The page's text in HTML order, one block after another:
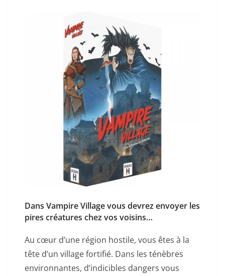
Dans Vampire Village vous devrez envoyer les
pires créatures chez vos voisins…
Au cœur d’une région hostile, vous êtes à la
tête d’un village fortifié. Dans les ténèbres
environnantes, d’indicibles dangers vous